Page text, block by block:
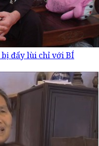
bị đẩy lùi chỉ với BÍ